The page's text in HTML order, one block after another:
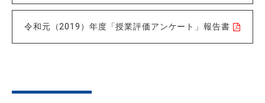
令和元（2019）年度「授業評価アンケート」報告書